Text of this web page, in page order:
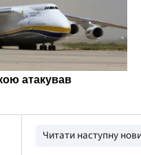
Читати наступну